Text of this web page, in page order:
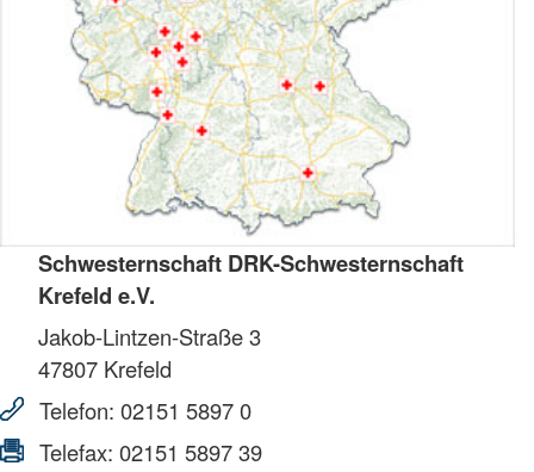
Schwesternschaft DRK-Schwesternschaft
Krefeld e.V.
Jakob-Lintzen-Straße 3
47807 Krefeld
Telefon: 02151 5897 0
Telefax: 02151 5897 39